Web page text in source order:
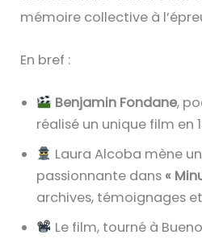
mémoire collective à
En bref :
Benjamin Fondane,
réalisé un unique film en
Laura Alcoba mène
passionnante dans «
archives, témoignages
Le film, tourné à